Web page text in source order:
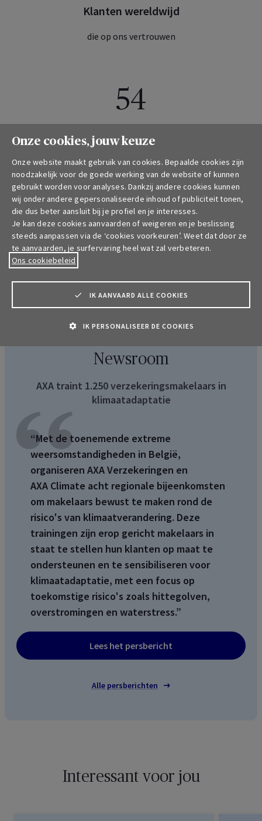
Klanten wereldwijd
die op ons vertrouwen
54
waar we onze producten verdelen en diensten leveren
120 000
Medewerkers
Newsroom
AXA traint 1.250 verzekeringsmakelaars in
klimaatadaptatie
“Met de toenemende extreme
weersomstandigheden in België,
organiseren AXA Verzekeringen en
AXA Climate acht regionale bijeenkomsten
om makelaars bewust te maken rond de
risico's van klimaatverandering. Deze
trainingen zijn erop gericht makelaars in
staat te stellen hun klanten op maat te
ondersteunen en te sensibiliseren voor
klimaatadaptatie, met een focus op
toekomstige risico's zoals hittegolven,
overstromingen en waterstress.”
Lees het persbericht
Alle persberichten
Interessant voor jou
Onze cookies, jouw keuze
Onze website maakt gebruik van cookies. Bepaalde cookies zijn
noodzakelijk voor de goede werking van de website of kunnen
gebruikt worden voor analyses. Dankzij andere cookies kunnen
wij onder andere gepersonaliseerde inhoud of publiciteit tonen,
die dus beter aansluit bij je profiel en je interesses.
Je kan deze cookies aanvaarden of weigeren en je beslissing
steeds aanpassen via de ‘cookies voorkeuren’. Weet dat door ze
te aanvaarden, je surfervaring heel wat zal verbeteren.
Ons cookiebeleid
IK AANVAARD ALLE COOKIES
IK PERSONALISEER DE COOKIES